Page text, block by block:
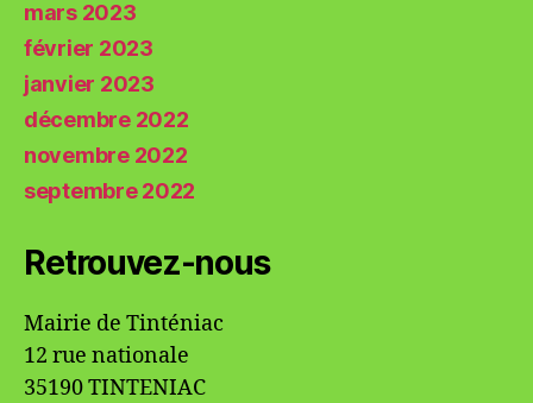
mars 2023
février 2023
janvier 2023
décembre 2022
novembre 2022
septembre 2022
Retrouvez-nous
Mairie de Tinténiac
12 rue nationale
35190 TINTENIAC